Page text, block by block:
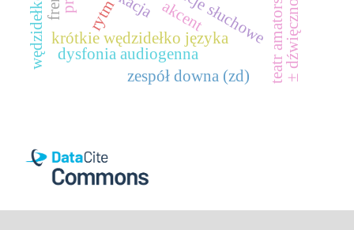
krótkie wędzidełko języka
wędzidełko teatr amatorski
akcent
dysfonia audiogenna ± dźwięczność
zespół downa (zd)
rytm